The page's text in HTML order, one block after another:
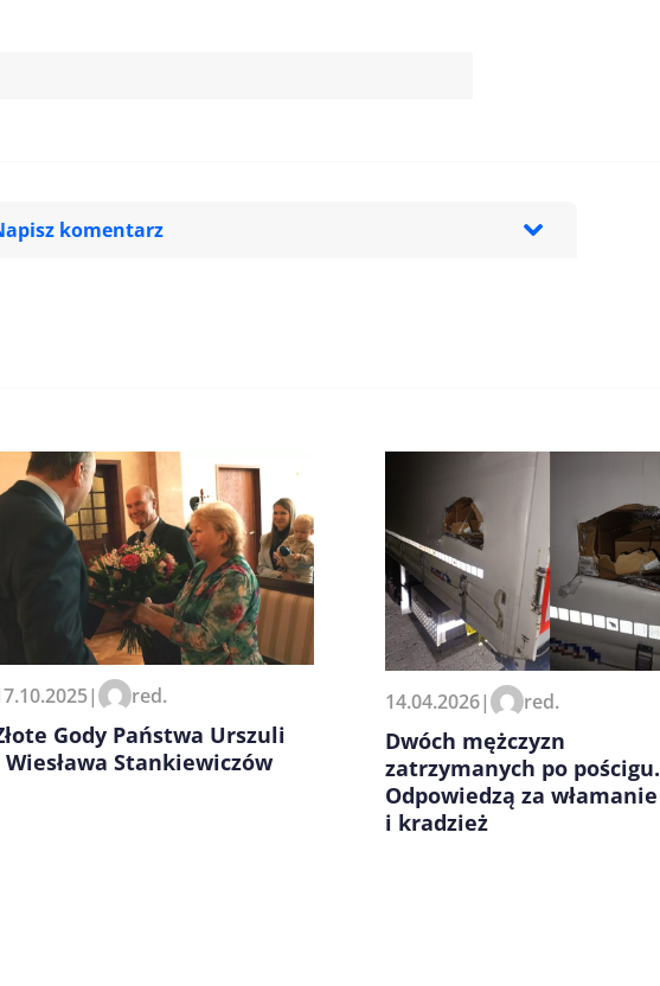
komentarz
w tej przeglądarce podczas pisania
| red.
Gody Państwa Urszuli
Wiesława Stankiewiczów
14.04.2026| red.
Dwóch mężczyzn
zatrzymanych po pościgu.
Odpowiedzą za włamanie
i kradzież